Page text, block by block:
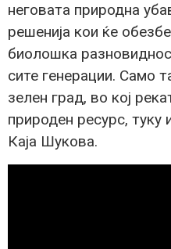
неговата природна
решенија кои ќе
биолошка
сите генерации. Само
зелен град, во кој
природен ресурс, туку
Каја Шукова.